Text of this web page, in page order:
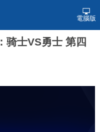
電腦版
骑士VS勇士 第四